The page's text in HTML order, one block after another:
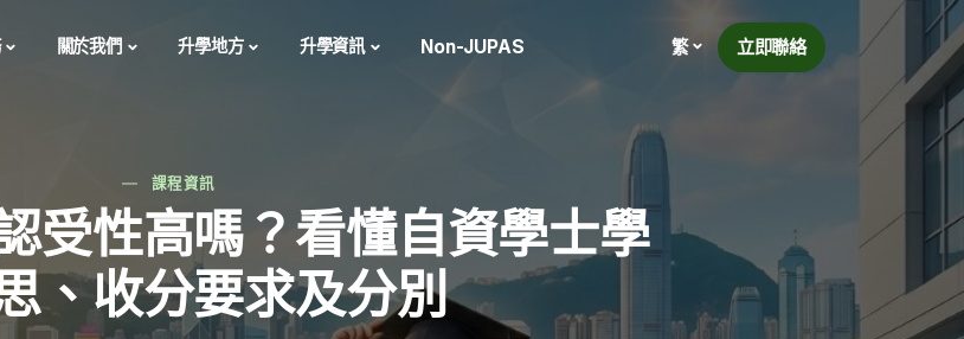
關於我們 升學地方 升學資訊 Non-JUPAS 繁 立即聯絡
課程資訊
受性高嗎？看懂自資學士學
、收分要求及分別